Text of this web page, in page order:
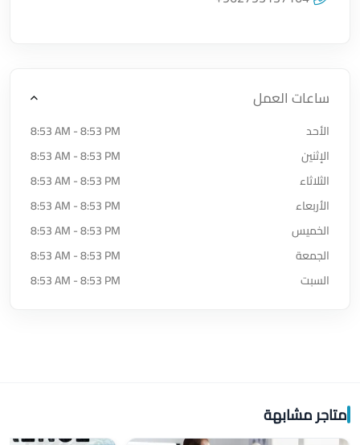
ساعات العمل
الأحد
8:53 AM - 8:53 PM
الإثنين
8:53 AM - 8:53 PM
الثلاثاء
8:53 AM - 8:53 PM
الأربعاء
8:53 AM - 8:53 PM
الخميس
8:53 AM - 8:53 PM
الجمعة
8:53 AM - 8:53 PM
السبت
8:53 AM - 8:53 PM
متاجر مشابهة